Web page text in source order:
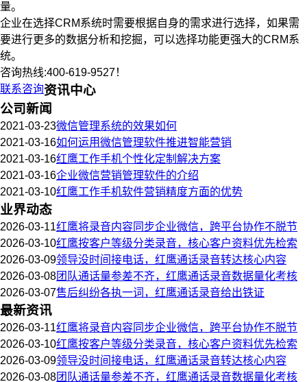
量。
企业在选择CRM系统时需要根据自身的需求进行选择，如果需
要进行更多的数据分析和挖掘，可以选择功能更强大的CRM系
统。
咨询热线:400-619-9527！
联系咨询资讯中心
公司新闻
2021-03-23微信管理系统的效果如何
2021-03-16如何运用微信管理软件推进智能营销
2021-03-16红鹰工作手机个性化定制解决方案
2021-03-16企业微信营销管理软件的介绍
2021-03-10红鹰工作手机软件营销精度方面的优势
业界动态
2026-03-11红鹰将录音内容同步企业微信，跨平台协作不脱节
2026-03-10红鹰按客户等级分类录音，核心客户资料优先检索
2026-03-09领导没时间接电话，红鹰通话录音转达核心内容
2026-03-08团队通话量参差不齐，红鹰通话录音数据量化考核
2026-03-07售后纠纷各执一词，红鹰通话录音给出铁证
最新资讯
2026-03-11红鹰将录音内容同步企业微信，跨平台协作不脱节
2026-03-10红鹰按客户等级分类录音，核心客户资料优先检索
2026-03-09领导没时间接电话，红鹰通话录音转达核心内容
2026-03-08团队通话量参差不齐，红鹰通话录音数据量化考核